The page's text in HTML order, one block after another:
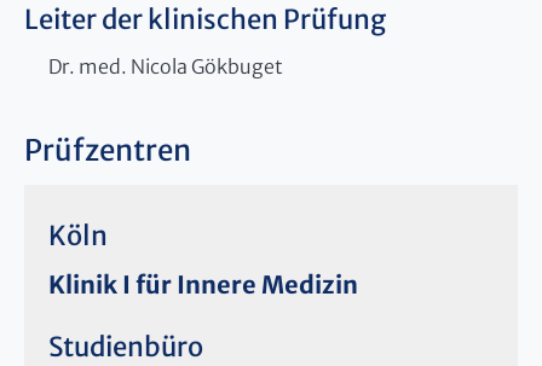
Leiter der klinischen Prüfung
Dr. med. Nicola Gökbuget
Prüfzentren
Köln
Klinik I für Innere Medizin
Studienbüro